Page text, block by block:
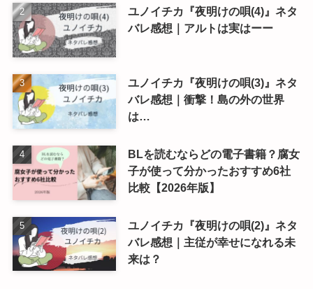
ユノイチカ『夜明けの唄(4)』ネタ
バレ感想｜アルトは実はーー
ユノイチカ『夜明けの唄(3)』ネタ
バレ感想｜衝撃！島の外の世界
は…
BLを読むならどの電子書籍？腐女
子が使って分かったおすすめ6社
比較【2026年版】
ユノイチカ『夜明けの唄(2)』ネタ
バレ感想｜主従が幸せになれる未
来は？